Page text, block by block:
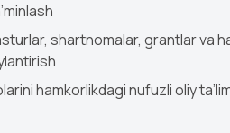
shartnomalar, grantlar va
hamkorlikdagi nufuzli oliy